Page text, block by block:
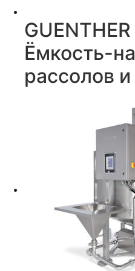
Ёмкость-
рассолов